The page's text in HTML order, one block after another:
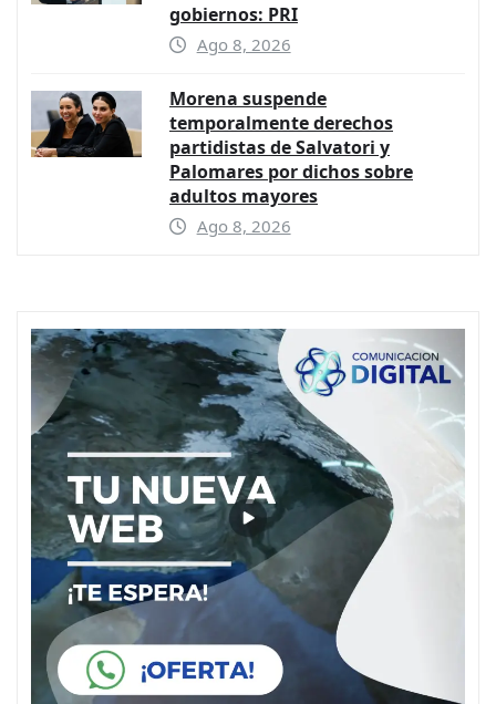
gobiernos: PRI
Ago 8, 2026
Morena suspende
temporalmente derechos
partidistas de Salvatori y
Palomares por dichos sobre
adultos mayores
Ago 8, 2026